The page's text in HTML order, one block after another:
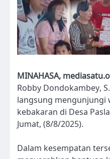
MINAHASA,
Robby Dondokambey,
langsung mengunjungi
kebakaran di Desa
Jumat, (8/8/2025).
Dalam kesempatan